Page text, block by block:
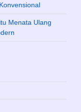
Menata Ulang